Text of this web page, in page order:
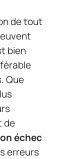
de tout
bien
Que
de
échec
erreurs